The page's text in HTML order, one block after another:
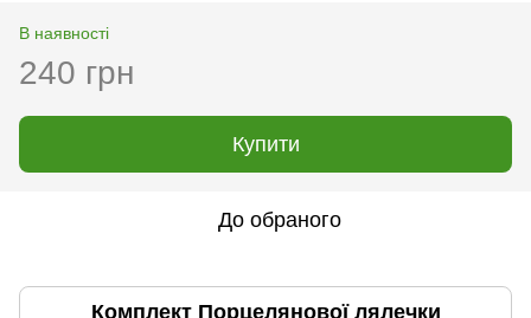
В наявності
240 грн
Купити
До обраного
Комплект Порцелянової лялечки